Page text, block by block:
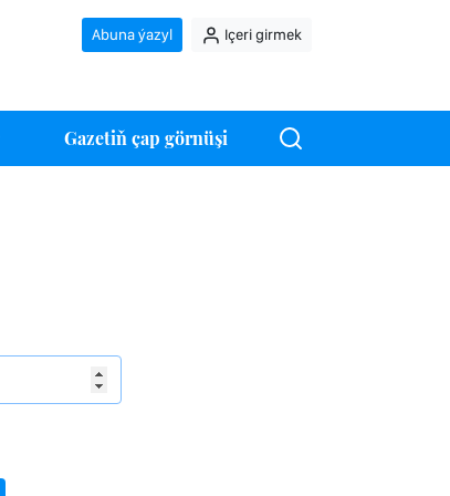
Abuna ýazyl Içeri girmek
Gazetiň çap görnüşi